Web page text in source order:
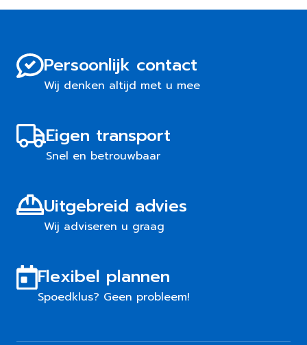
Persoonlijk contact
Wij denken altijd met u mee
Eigen transport
Snel en betrouwbaar
Uitgebreid advies
Wij adviseren u graag
Flexibel plannen
Spoedklus? Geen probleem!